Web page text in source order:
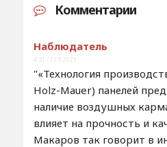
Комментарии
Наблюдатель
4:31 / 12.9.2021
"«Технология
Holz-Mauer) панелей
наличие воздушных
влияет на прочность и
Макаров так говорит в